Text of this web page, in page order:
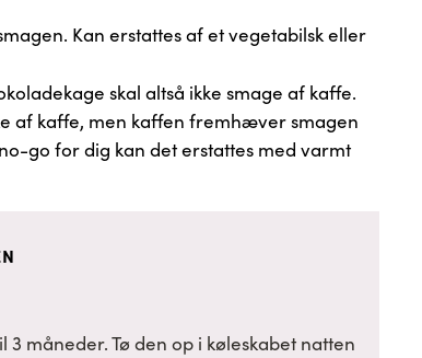
Kan erstattes af et vegetabilsk eller
skal altså ikke smage af kaffe.
af kaffe, men kaffen fremhæver smagen
go for dig kan det erstattes med varmt
måneder. Tø den op i køleskabet natten